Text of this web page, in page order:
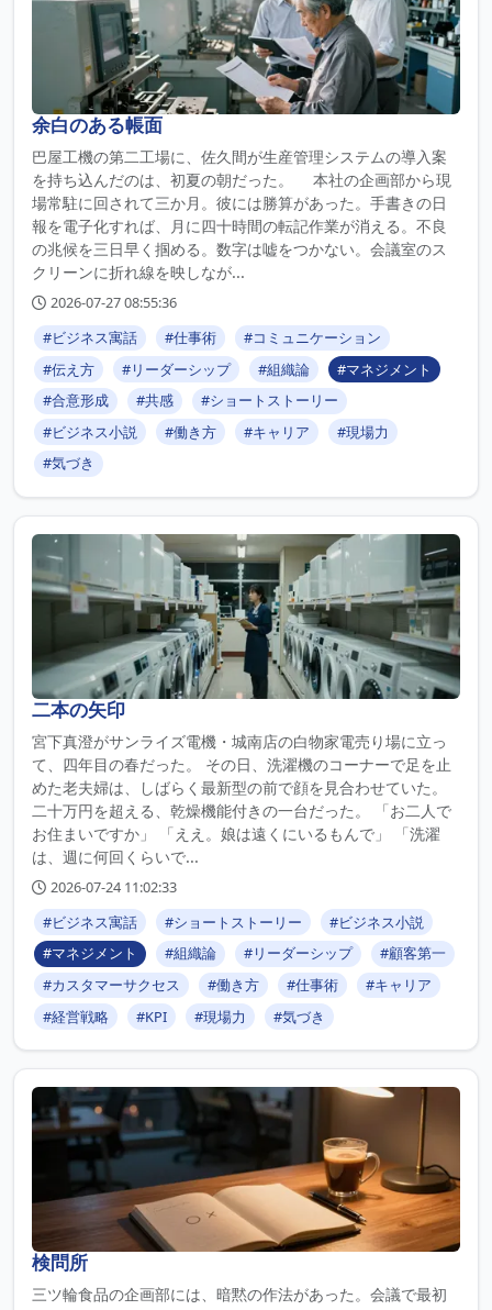
余白のある帳面
巴屋工機の第二工場に、佐久間が生産管理システムの導入案
を持ち込んだのは、初夏の朝だった。 本社の企画部から現
場常駐に回されて三か月。彼には勝算があった。手書きの日
報を電子化すれば、月に四十時間の転記作業が消える。不良
の兆候を三日早く掴める。数字は嘘をつかない。会議室のス
クリーンに折れ線を映しなが...
2026-07-27 08:55:36
#ビジネス寓話
#仕事術
#コミュニケーション
#伝え方
#リーダーシップ #組織論
#マネジメント
#合意形成
#共感
#ショートストーリー
#ビジネス小説
#働き方 #キャリア
#現場力
#気づき
二本の矢印
宮下真澄がサンライズ電機・城南店の白物家電売り場に立っ
て、四年目の春だった。 その日、洗濯機のコーナーで足を止
めた老夫婦は、しばらく最新型の前で顔を見合わせていた。
二十万円を超える、乾燥機能付きの一台だった。 「お二人で
お住まいですか」 「ええ。娘は遠くにいるもんで」 「洗濯
は、週に何回くらいで...
2026-07-24 11:02:33
#ビジネス寓話
#ショートストーリー
#ビジネス小説
#マネジメント
#組織論 #リーダーシップ
#顧客第一
#カスタマーサクセス
#働き方 #仕事術
#キャリア
#経営戦略
#KPI #現場力 #気づき
検問所
三ツ輪食品の企画部には、暗黙の作法があった。会議で最初